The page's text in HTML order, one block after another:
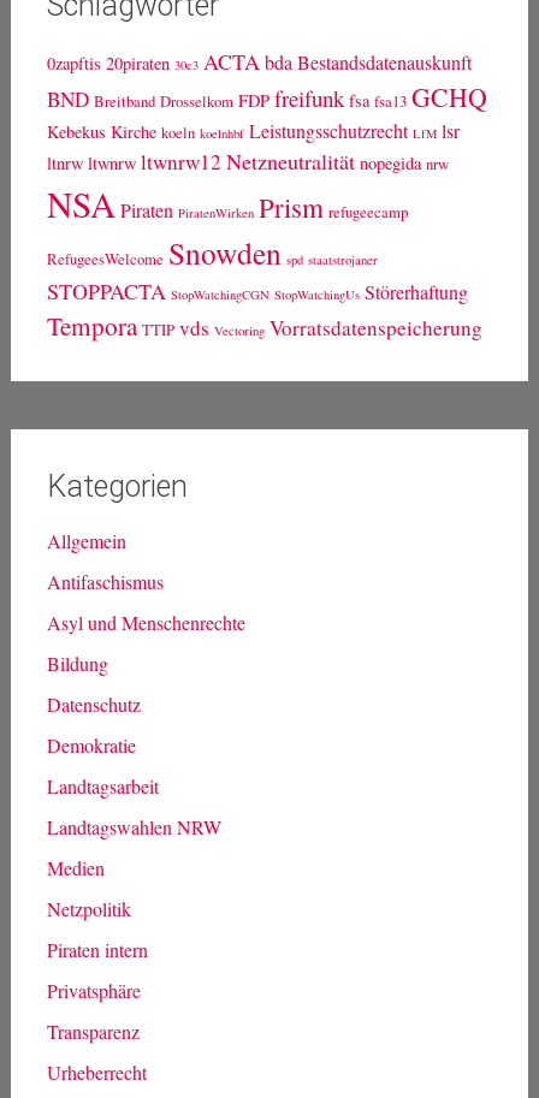
0zapftis 20piraten 30c3 ACTA bda Bestandsdatenauskunft
BND Breitband Drosselkom FDP freifunk fsa fsa13 GCHQ
Kebekus Kirche koeln koelnhbf Leistungsschutzrecht LfM lsr
ltnrw ltwnrw ltwnrw12 Netzneutralität nopegida nrw
NSA Piraten PiratenWirken Prism refugeecamp
RefugeesWelcome Snowden spd staatstrojaner
STOPPACTA StopWatchingCGN StopWatchingUs Störerhaftung
Tempora TTIP vds Vectoring Vorratsdatenspeicherung
Kategorien
Allgemein
Antifaschismus
Asyl und Menschenrechte
Bildung
Datenschutz
Demokratie
Landtagsarbeit
Landtagswahlen NRW
Medien
Netzpolitik
Piraten intern
Privatsphäre
Transparenz
Urheberrecht